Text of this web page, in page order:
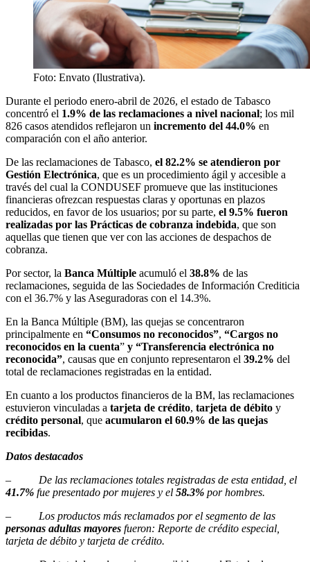
Foto: Envato (Ilustrativa).
Durante el periodo enero-abril de 2026, el estado de Tabasco
concentró el 1.9% de las reclamaciones a nivel nacional; los mil
826 casos atendidos reflejaron un incremento del 44.0% en
comparación con el año anterior.
De las reclamaciones de Tabasco, el 82.2% se atendieron por
Gestión Electrónica, que es un procedimiento ágil y accesible a
través del cual la CONDUSEF promueve que las instituciones
financieras ofrezcan respuestas claras y oportunas en plazos
reducidos, en favor de los usuarios; por su parte, el 9.5% fueron
realizadas por las Prácticas de cobranza indebida, que son
aquellas que tienen que ver con las acciones de despachos de
cobranza.
Por sector, la Banca Múltiple acumuló el 38.8% de las
reclamaciones, seguida de las Sociedades de Información Crediticia
con el 36.7% y las Aseguradoras con el 14.3%.
En la Banca Múltiple (BM), las quejas se concentraron
principalmente en “Consumos no reconocidos”, “Cargos no
reconocidos en la cuenta” y “Transferencia electrónica no
reconocida”, causas que en conjunto representaron el 39.2% del
total de reclamaciones registradas en la entidad.
En cuanto a los productos financieros de la BM, las reclamaciones
estuvieron vinculadas a tarjeta de crédito, tarjeta de débito y
crédito personal, que acumularon el 60.9% de las quejas
recibidas.
Datos destacados
– De las reclamaciones totales registradas de esta entidad, el
41.7% fue presentado por mujeres y el 58.3% por hombres.
– Los productos más reclamados por el segmento de las
personas adultas mayores fueron: Reporte de crédito especial,
tarjeta de débito y tarjeta de crédito.